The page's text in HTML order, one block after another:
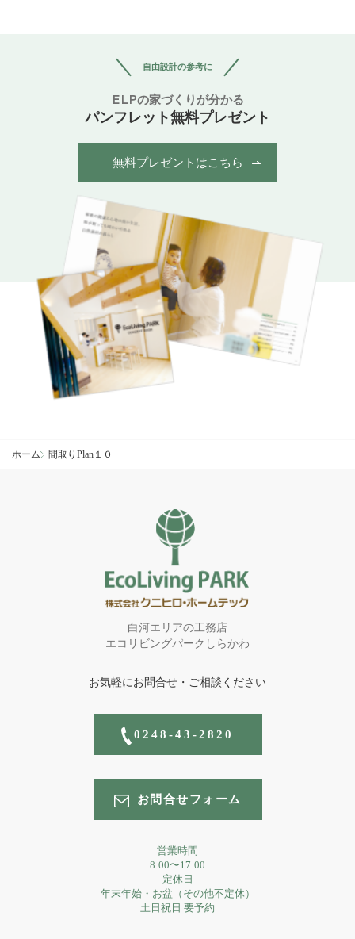
自由設計の参考に
ELPの家づくりが分かる
パンフレット無料プレゼント
無料プレゼントはこちら
ホーム 間取りPlan１０
白河エリアの工務店
エコリビングパークしらかわ
お気軽にお問合せ・ご相談ください
0248-43-2820
お問合せフォーム
営業時間
8:00〜17:00
定休日
年末年始・お盆（その他不定休）
土日祝日 要予約